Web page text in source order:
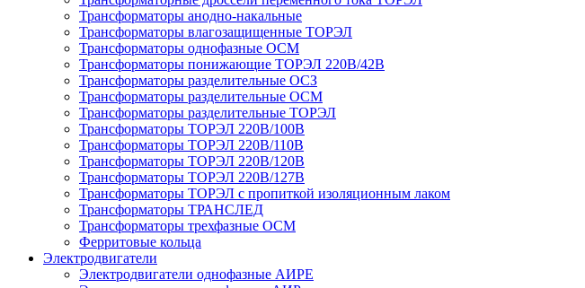
Трансформаторы анодно-накальные
Трансформаторы влагозащищенные ТОРЭЛ
Трансформаторы однофазные ОСМ
Трансформаторы понижающие ТОРЭЛ 220В/42В
Трансформаторы разделительные ОСЗ
Трансформаторы разделительные ОСМ
Трансформаторы разделительные ТОРЭЛ
Трансформаторы ТОРЭЛ 220В/100В
Трансформаторы ТОРЭЛ 220В/110В
Трансформаторы ТОРЭЛ 220В/120В
Трансформаторы ТОРЭЛ 220В/127В
Трансформаторы ТОРЭЛ с пропиткой изоляционным лаком
Трансформаторы ТРАНСЛЕД
Трансформаторы трехфазные ОСМ
Ферритовые кольца
Электродвигатели
Электродвигатели однофазные АИРЕ